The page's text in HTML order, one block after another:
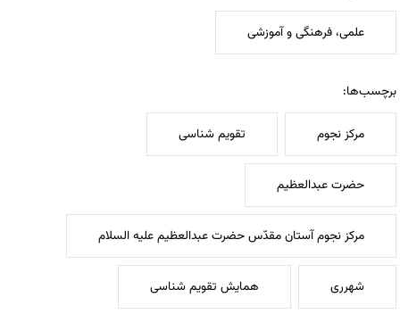
علمی، فرهنگی و آموزشی
برچسب‌ها:
مرکز نجوم تقویم شناسی
حضرت عبدالعظیم
مرکز نجوم آستان مقدّس حضرت عبدالعظیم علیه السلام
شهرری همایش تقویم شناسی